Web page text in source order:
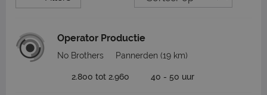
Operator Productie
No Brothers Pannerden (19 km)
2.800 tot 2.960 40 - 50 uur